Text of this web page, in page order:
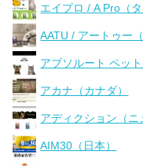
エイプロ / A Pro（タ
AATU / アートゥー
アブソルート ペッ
アカナ（カナダ）
アディクション（ニ
AIM30（日本）